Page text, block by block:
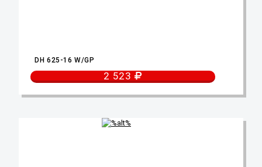
DH 625-16 W/GP
2 523